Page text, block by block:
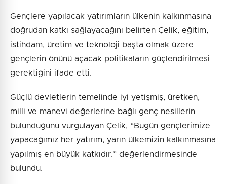
Gençlere yapılacak yatırımların ülkenin kalkınmasına
doğrudan katkı sağlayacağını belirten Çelik, eğitim,
istihdam, üretim ve teknoloji başta olmak üzere
gençlerin önünü açacak politikaların güçlendirilmesi
gerektiğini ifade etti.
Güçlü devletlerin temelinde iyi yetişmiş, üretken,
milli ve manevi değerlerine bağlı genç nesillerin
bulunduğunu vurgulayan Çelik, “Bugün gençlerimize
yapacağımız her yatırım, yarın ülkemizin kalkınmasına
yapılmış en büyük katkıdır.” değerlendirmesinde
bulundu.